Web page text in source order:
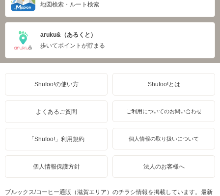
地図検索・ルート検索
aruku&（あるくと）
歩いてポイントが貯まる
Shufoo!の使い方 Shufoo!とは
よくあるご質問 ご利用についてのお問い合わせ
「Shufoo!」利用規約 個人情報の取り扱いについて
個人情報保護方針 法人のお客様へ
ブルックス/コーヒー通販（滋賀エリア）のチラシ情報を掲載しています。最新